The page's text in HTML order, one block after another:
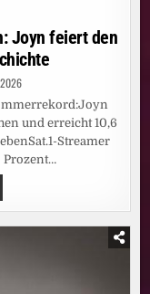
Joyn feiert den
und erreicht 10,6
Streamer
Prozent…